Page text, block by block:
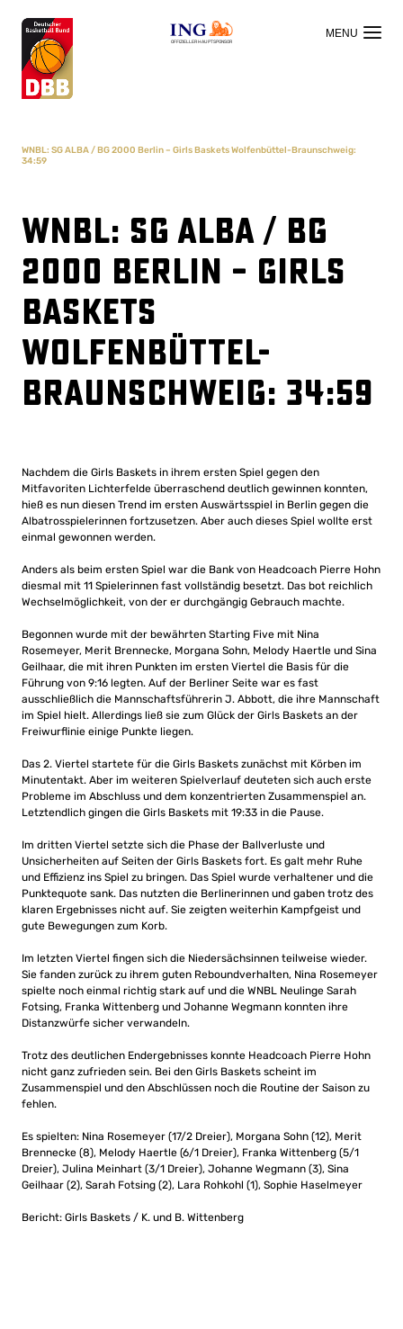
OFFIZIELLER HAUPTSPONSOR
WNBL: SG ALBA / BG 2000 Berlin – Girls Baskets Wolfenbüttel-Braunschweig:
34:59
WNBL: SG ALBA / BG
2000 Berlin – Girls
Baskets
Wolfenbüttel-
Braunschweig: 34:59
Nachdem die Girls Baskets in ihrem ersten Spiel gegen den
Mitfavoriten Lichterfelde überraschend deutlich gewinnen konnten,
hieß es nun diesen Trend im ersten Auswärtsspiel in Berlin gegen die
Albatrosspielerinnen fortzusetzen. Aber auch dieses Spiel wollte erst
einmal gewonnen werden.
Anders als beim ersten Spiel war die Bank von Headcoach Pierre Hohn
diesmal mit 11 Spielerinnen fast vollständig besetzt. Das bot reichlich
Wechselmöglichkeit, von der er durchgängig Gebrauch machte.
Begonnen wurde mit der bewährten Starting Five mit Nina
Rosemeyer, Merit Brennecke, Morgana Sohn, Melody Haertle und Sina
Geilhaar, die mit ihren Punkten im ersten Viertel die Basis für die
Führung von 9:16 legten. Auf der Berliner Seite war es fast
ausschließlich die Mannschaftsführerin J. Abbott, die ihre Mannschaft
im Spiel hielt. Allerdings ließ sie zum Glück der Girls Baskets an der
Freiwurflinie einige Punkte liegen.
Das 2. Viertel startete für die Girls Baskets zunächst mit Körben im
Minutentakt. Aber im weiteren Spielverlauf deuteten sich auch erste
Probleme im Abschluss und dem konzentrierten Zusammenspiel an.
Letztendlich gingen die Girls Baskets mit 19:33 in die Pause.
Im dritten Viertel setzte sich die Phase der Ballverluste und
Unsicherheiten auf Seiten der Girls Baskets fort. Es galt mehr Ruhe
und Effizienz ins Spiel zu bringen. Das Spiel wurde verhaltener und die
Punktequote sank. Das nutzten die Berlinerinnen und gaben trotz des
klaren Ergebnisses nicht auf. Sie zeigten weiterhin Kampfgeist und
gute Bewegungen zum Korb.
Im letzten Viertel fingen sich die Niedersächsinnen teilweise wieder.
Sie fanden zurück zu ihrem guten Reboundverhalten, Nina Rosemeyer
spielte noch einmal richtig stark auf und die WNBL Neulinge Sarah
Fotsing, Franka Wittenberg und Johanne Wegmann konnten ihre
Distanzwürfe sicher verwandeln.
Trotz des deutlichen Endergebnisses konnte Headcoach Pierre Hohn
nicht ganz zufrieden sein. Bei den Girls Baskets scheint im
Zusammenspiel und den Abschlüssen noch die Routine der Saison zu
fehlen.
Es spielten: Nina Rosemeyer (17/2 Dreier), Morgana Sohn (12), Merit
Brennecke (8), Melody Haertle (6/1 Dreier), Franka Wittenberg (5/1
Dreier), Julina Meinhart (3/1 Dreier), Johanne Wegmann (3), Sina
Geilhaar (2), Sarah Fotsing (2), Lara Rohkohl (1), Sophie Haselmeyer
Bericht: Girls Baskets / K. und B. Wittenberg